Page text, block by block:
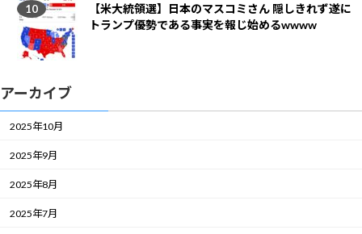
【米大統領選】日本のマスコミさん 隠しきれず遂に
トランプ優勢である事実を報じ始めるwwww
アーカイブ
2025年10月
2025年9月
2025年8月
2025年7月